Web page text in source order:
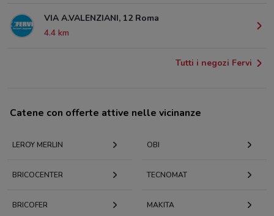
VIA A.VALENZIANI, 12 Roma
4.4 km
Tutti i negozi Fervi
Catene con offerte attive nelle vicinanze
LEROY MERLIN OBI
BRICOCENTER TECNOMAT
BRICOFER MAKITA